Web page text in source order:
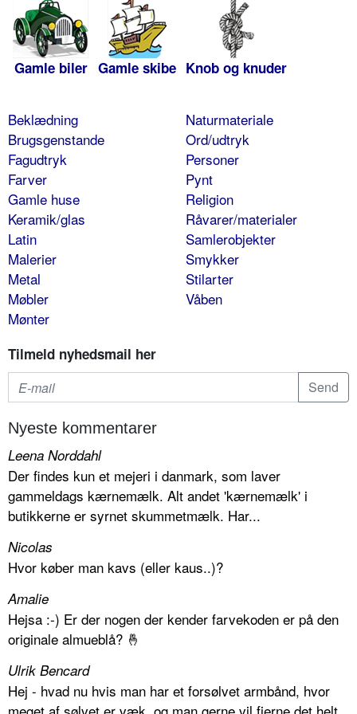
Gamle biler Gamle skibe Knob og knuder
Beklædning
Brugsgenstande
Fagudtryk
Farver
Gamle huse
Keramik/glas
Latin
Malerier
Metal
Møbler
Mønter
Naturmateriale
Ord/udtryk
Personer
Pynt
Religion
Råvarer/materialer
Samlerobjekter
Smykker
Stilarter
Våben
Tilmeld nyhedsmail her
Nyeste kommentarer
Leena Norddahl
Der findes kun et mejeri i danmark, som laver
gammeldags kærnemælk. Alt andet 'kærnemælk' i
butikkerne er syrnet skummetmælk. Har...
Nicolas
Hvor køber man kavs (eller kaus..)?
Amalie
Hejsa :-) Er der nogen der kender farvekoden er på den
originale almueblå? 🤞
Ulrik Bencard
Hej - hvad nu hvis man har et forsølvet armbånd, hvor